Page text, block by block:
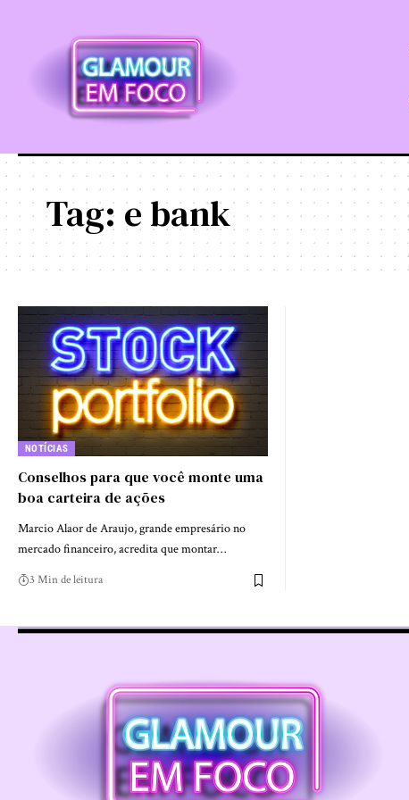
Tag: e bank
NOTÍCIAS
Conselhos para que você monte uma
boa carteira de ações
Marcio Alaor de Araujo, grande empresário no
mercado financeiro, acredita que montar…
3 Min de leitura